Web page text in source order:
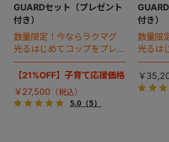
GUARDセット（プレゼント
付き）
数量限定！今ならラクマグ
光るはじめてコップをプレゼ
ント！
【21%OFF】子育て応援価格
￥27,500
5.0（5）
付き）
数量限
光るは
ント！
￥